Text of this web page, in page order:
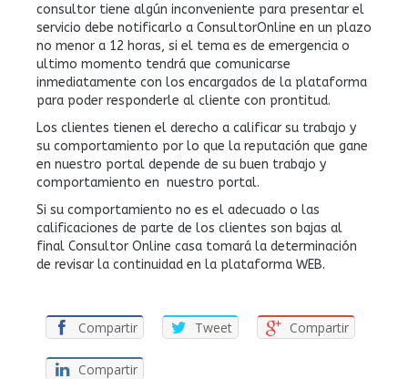
consultor tiene algún inconveniente para presentar el
servicio debe notificarlo a ConsultorOnline en un plazo
no menor a 12 horas, si el tema es de emergencia o
ultimo momento tendrá que comunicarse
inmediatamente con los encargados de la plataforma
para poder responderle al cliente con prontitud.
Los clientes tienen el derecho a calificar su trabajo y
su comportamiento por lo que la reputación que gane
en nuestro portal depende de su buen trabajo y
comportamiento en nuestro portal.
Si su comportamiento no es el adecuado o las
calificaciones de parte de los clientes son bajas al
final Consultor Online casa tomará la determinación
de revisar la continuidad en la plataforma WEB.
Compartir Tweet Compartir
Compartir